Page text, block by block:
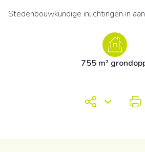
Stedenbouwkundige inlichtingen in
755 m²